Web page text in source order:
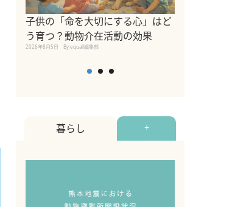
子供の「命を大切にする心」はど
う育つ？動物介在活動の効果
2026年8月5日 By equall編集部
暮らし +